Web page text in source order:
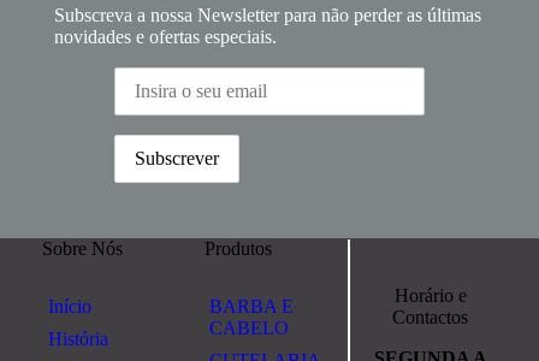
Subscreva a nossa Newsletter para não perder as últimas
novidades e ofertas especiais.
Sobre Nós
Início
História
Produtos
BARBA E
CABELO
Horário e
Contactos